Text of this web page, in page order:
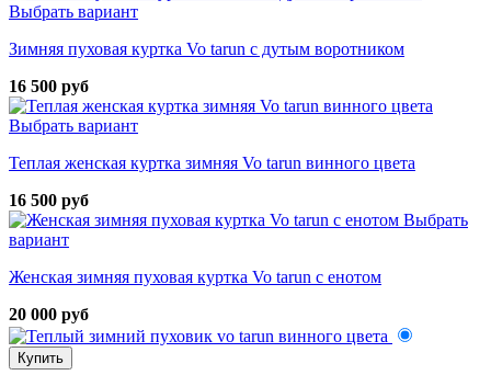
Выбрать вариант
Зимняя пуховая куртка Vo tarun с дутым воротником
16 500 руб
Выбрать вариант
Теплая женская куртка зимняя Vo tarun винного цвета
16 500 руб
Выбрать
вариант
Женская зимняя пуховая куртка Vo tarun с енотом
20 000 руб
Купить